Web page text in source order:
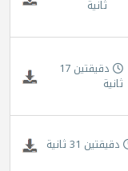
ثانية
دقيقتين 17
ثانية
دقيقتين 31 ثانية